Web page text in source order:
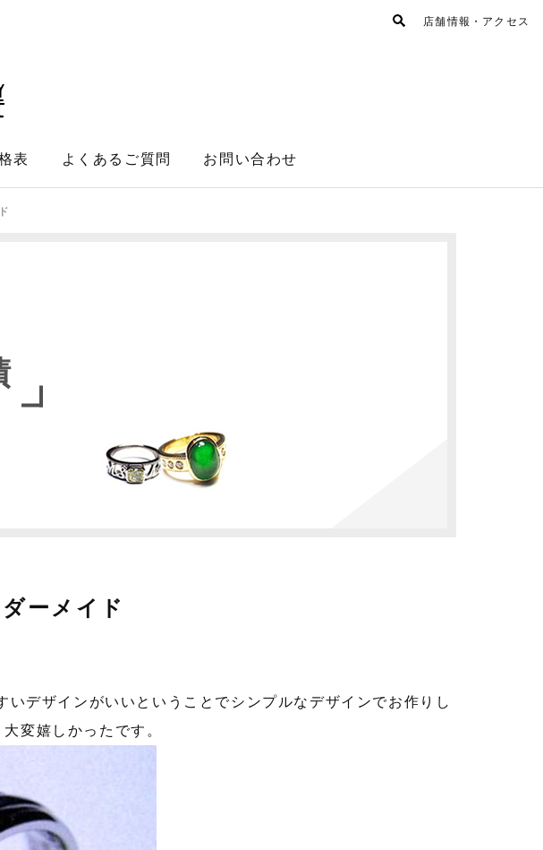
店舗情報・アクセス
表 よくあるご質問 お問い合わせ
ーメイド
デザインがいいということでシンプルなデザインでお作りし
変嬉しかったです。